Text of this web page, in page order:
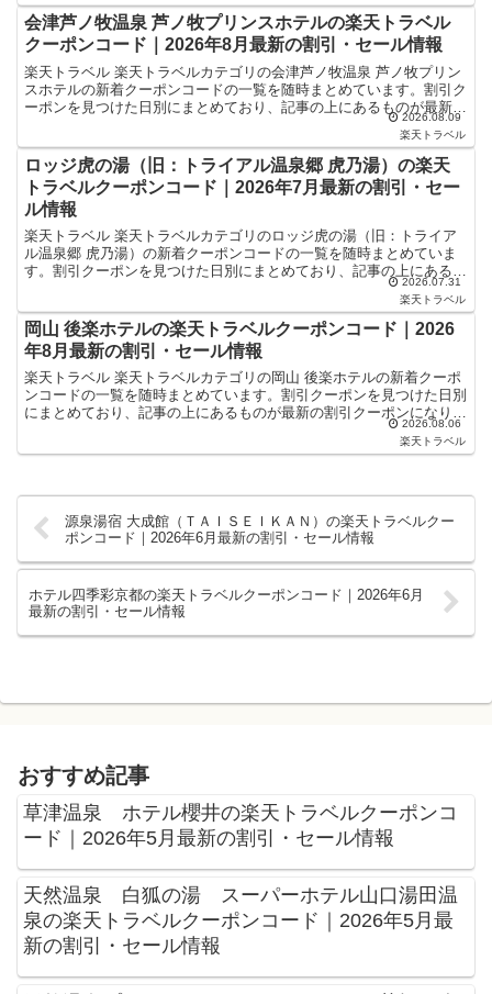
会津芦ノ牧温泉 芦ノ牧プリンスホテルの楽天トラベル
クーポンコード｜2026年8月最新の割引・セール情報
楽天トラベル 楽天トラベルカテゴリの会津芦ノ牧温泉 芦ノ牧プリン
スホテルの新着クーポンコードの一覧を随時まとめています。割引ク
ーポンを見つけた日別にまとめており、記事の上にあるものが最新の
割引クーポンになります。ホテル・旅館宿泊の予約などで...2026.08.09
楽天トラベル
ロッジ虎の湯（旧：トライアル温泉郷 虎乃湯）の楽天
トラベルクーポンコード｜2026年7月最新の割引・セー
ル情報
楽天トラベル 楽天トラベルカテゴリのロッジ虎の湯（旧：トライア
ル温泉郷 虎乃湯）の新着クーポンコードの一覧を随時まとめていま
す。割引クーポンを見つけた日別にまとめており、記事の上にあるも
のが最新の割引クーポンになります。ホテル・旅館宿泊の予...2026.07.31
楽天トラベル
岡山 後楽ホテルの楽天トラベルクーポンコード｜2026
年8月最新の割引・セール情報
楽天トラベル 楽天トラベルカテゴリの岡山 後楽ホテルの新着クーポ
ンコードの一覧を随時まとめています。割引クーポンを見つけた日別
にまとめており、記事の上にあるものが最新の割引クーポンになりま
す。ホテル・旅館宿泊の予約などで使えるクーポンやセー...2026.08.06
楽天トラベル
源泉湯宿 大成館（ＴＡＩＳＥＩＫＡＮ）の楽天トラベルクー
ポンコード｜2026年6月最新の割引・セール情報
ホテル四季彩京都の楽天トラベルクーポンコード｜2026年6月
最新の割引・セール情報
おすすめ記事
草津温泉 ホテル櫻井の楽天トラベルクーポンコ
ード｜2026年5月最新の割引・セール情報
天然温泉 白狐の湯 スーパーホテル山口湯田温
泉の楽天トラベルクーポンコード｜2026年5月最
新の割引・セール情報